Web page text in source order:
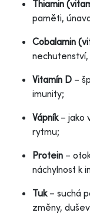
Thiamin
paměti,
Cobalamin
Vitamín D –
imunity;
Vápník– jako
rytmu;
Protein –
náchylnost k
Tuk– suchá
změny,